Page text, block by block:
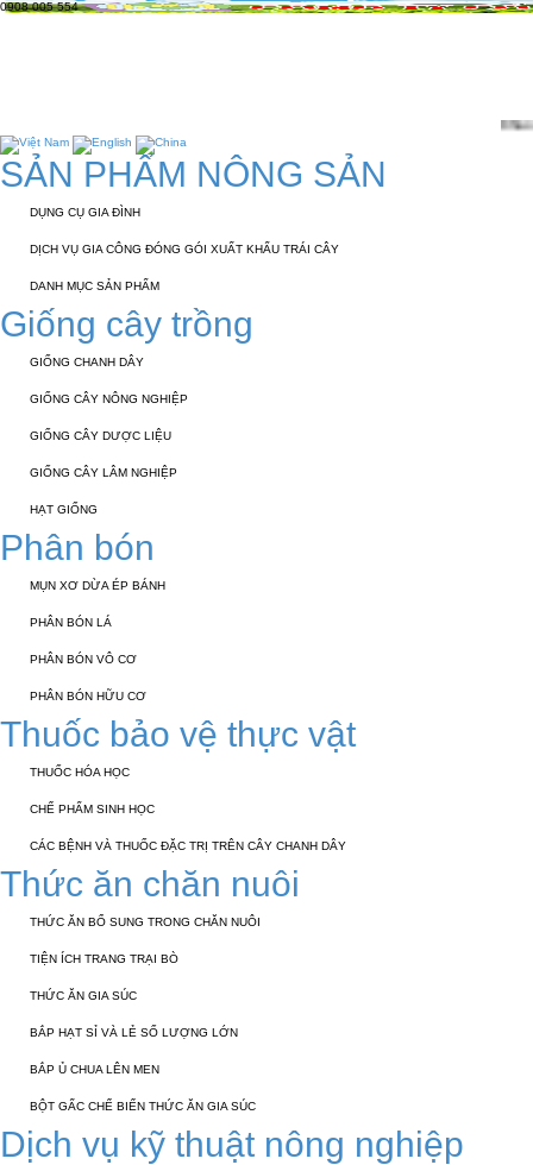
0908 005 554
Chào mừng các bạn đến
SẢN PHẨM NÔNG SẢN
DỤNG CỤ GIA ĐÌNH
DỊCH VỤ GIA CÔNG ĐÓNG GÓI XUẤT KHẨU TRÁI CÂY
DANH MỤC SẢN PHẨM
Giống cây trồng
GIỐNG CHANH DÂY
GIỐNG CÂY NÔNG NGHIỆP
GIỐNG CÂY DƯỢC LIỆU
GIỐNG CÂY LÂM NGHIỆP
HẠT GIỐNG
Phân bón
MỤN XƠ DỪA ÉP BÁNH
PHÂN BÓN LÁ
PHÂN BÓN VÔ CƠ
PHÂN BÓN HỮU CƠ
Thuốc bảo vệ thực vật
THUỐC HÓA HỌC
CHẾ PHẨM SINH HỌC
CÁC BỆNH VÀ THUỐC ĐẶC TRỊ TRÊN CÂY CHANH DÂY
Thức ăn chăn nuôi
THỨC ĂN BỔ SUNG TRONG CHĂN NUÔI
TIỆN ÍCH TRANG TRẠI BÒ
THỨC ĂN GIA SÚC
BẮP HẠT SỈ VÀ LẺ SỐ LƯỢNG LỚN
BẮP Ủ CHUA LÊN MEN
BỘT GẤC CHẾ BIẾN THỨC ĂN GIA SÚC
Dịch vụ kỹ thuật nông nghiệp